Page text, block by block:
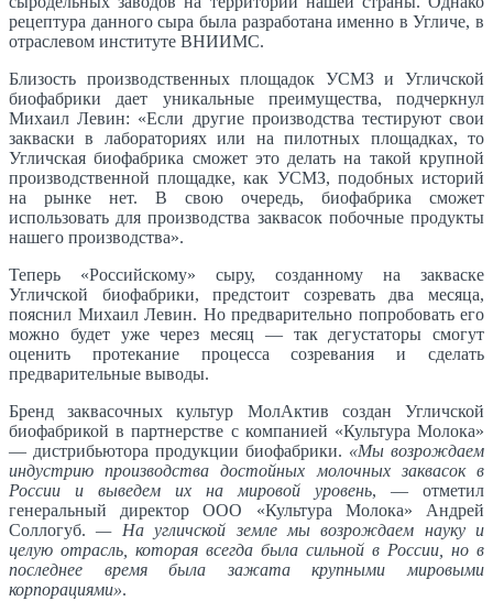
рецептура данного сыра была разработана именно в Угличе, в
отраслевом институте ВНИИМС.
Близость производственных площадок УСМЗ и Угличской
биофабрики дает уникальные преимущества, подчеркнул
Михаил Левин: «Если другие производства тестируют свои
закваски в лабораториях или на пилотных площадках, то
Угличская биофабрика сможет это делать на такой крупной
производственной площадке, как УСМЗ, подобных историй
на рынке нет. В свою очередь, биофабрика сможет
использовать для производства заквасок побочные продукты
нашего производства».
Теперь «Российскому» сыру, созданному на закваске
Угличской биофабрики, предстоит созревать два месяца,
пояснил Михаил Левин. Но предварительно попробовать его
можно будет уже через месяц — так дегустаторы смогут
оценить протекание процесса созревания и сделать
предварительные выводы.
Бренд заквасочных культур МолАктив создан Угличской
биофабрикой в партнерстве с компанией «Культура Молока»
— дистрибьютора продукции биофабрики. «Мы возрождаем
индустрию производства достойных молочных заквасок в
России и выведем их на мировой уровень, — отметил
генеральный директор ООО «Культура Молока» Андрей
Соллогуб.— На угличской земле мы возрождаем науку и
целую отрасль, которая всегда была сильной в России, но в
последнее время была зажата крупными мировыми
корпорациями».